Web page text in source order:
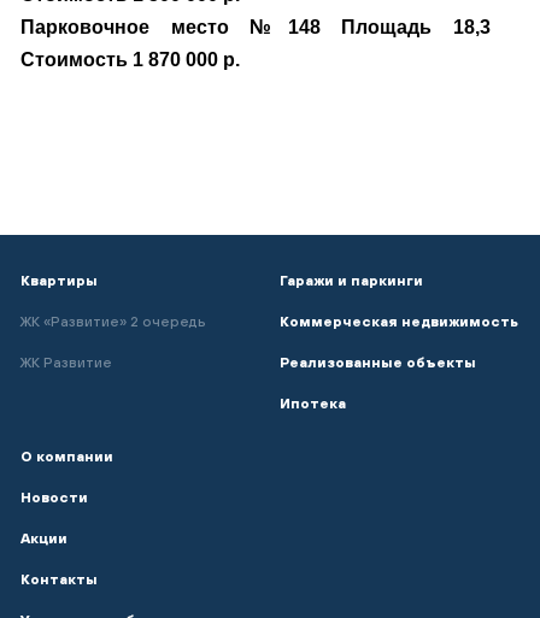
Парковочное место №148 Площадь 18,3
Стоимость 1 870 000 р.
Квартиры
ЖК «Развитие» 2 очередь
ЖК Развитие
Гаражи и паркинги
Коммерческая недвижимость
Реализованные объекты
Ипотека
О компании
Новости
Акции
Контакты
Отправить